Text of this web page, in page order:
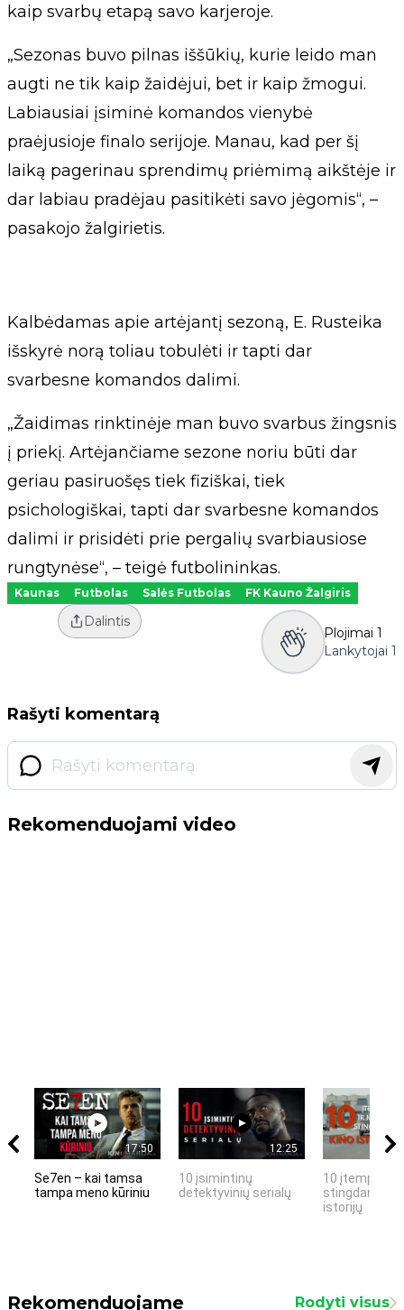
kaip svarbų etapą savo karjeroje.
„Sezonas buvo pilnas iššūkių, kurie leido man
augti ne tik kaip žaidėjui, bet ir kaip žmogui.
Labiausiai įsiminė komandos vienybė
praėjusioje finalo serijoje. Manau, kad per šį
laiką pagerinau sprendimų priėmimą aikštėje ir
dar labiau pradėjau pasitikėti savo jėgomis“, –
pasakojo žalgirietis.
Kalbėdamas apie artėjantį sezoną, E. Rusteika
išskyrė norą toliau tobulėti ir tapti dar
svarbesne komandos dalimi.
„Žaidimas rinktinėje man buvo svarbus žingsnis
į priekį. Artėjančiame sezone noriu būti dar
geriau pasiruošęs tiek fiziškai, tiek
psichologiškai, tapti dar svarbesne komandos
dalimi ir prisidėti prie pergalių svarbiausiose
rungtynėse“, – teigė futbolininkas.
Kaunas Futbolas Salės Futbolas FK Kauno Žalgiris
Dalintis
Plojimai 1
Lankytojai 1
Rašyti komentarą
Rekomenduojami video
17:50
Se7en – kai tamsa
tampa meno kūriniu
12:25
10 įsimintinų
detektyvinių serialų
10 įtemptų,
stingdančių
istorijų
Rekomenduojame Rodyti visus